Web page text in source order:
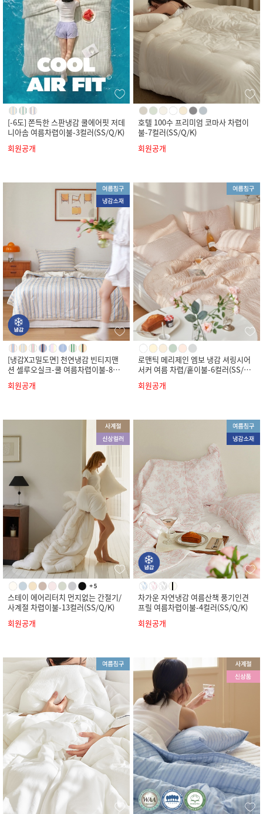
[-6도] 쫀득한 스판냉감 쿨에어핏 저데
니아솜 여름차렵이불-3컬러(SS/Q/K)
회원공개
호텔 100수 프리미엄 코마사 차렵이
불-7컬러(SS/Q/K)
회원공개
[냉감X고밀도면] 천연냉감 빈티지맨
션 셀루오실크-쿨 여름차렵이불-8컬
러(SS/Q/K)
회원공개
로맨틱 메리제인 엠보 냉감 셔링시어
서커 여름 차렵/홑이불-6컬러(SS/Q/
K)
회원공개
스테이 에어리터치 먼지없는 간절기/
사계절 차렵이불-13컬러(SS/Q/K)
회원공개
차가운 자연냉감 여름산책 풍기인견
프릴 여름차렵이불-4컬러(SS/Q/K)
회원공개